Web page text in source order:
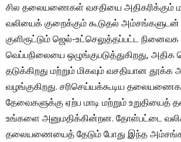
சில தலையணைகள் வசதியை அதிகரிக்கும்
வலியைக் குறைக்கும் கூடுதல்
குளிரூட்டும் ஜெல்-உட்செலுத்தப்பட்ட
வெப்பநிலையை ஒழுங்குபடுத்துகிறது,
தடுக்கிறது மற்றும் மிகவும் வசதியான
வழங்குகிறது. சரிசெய்யக்கூடிய
தேவைகளுக்கு ஏற்ப மாடி மற்றும் உறுதியைத்
உங்களை அனுமதிக்கின்றன. தோள்பட்டை
தலையணையைத் தேடும் போது இந்த